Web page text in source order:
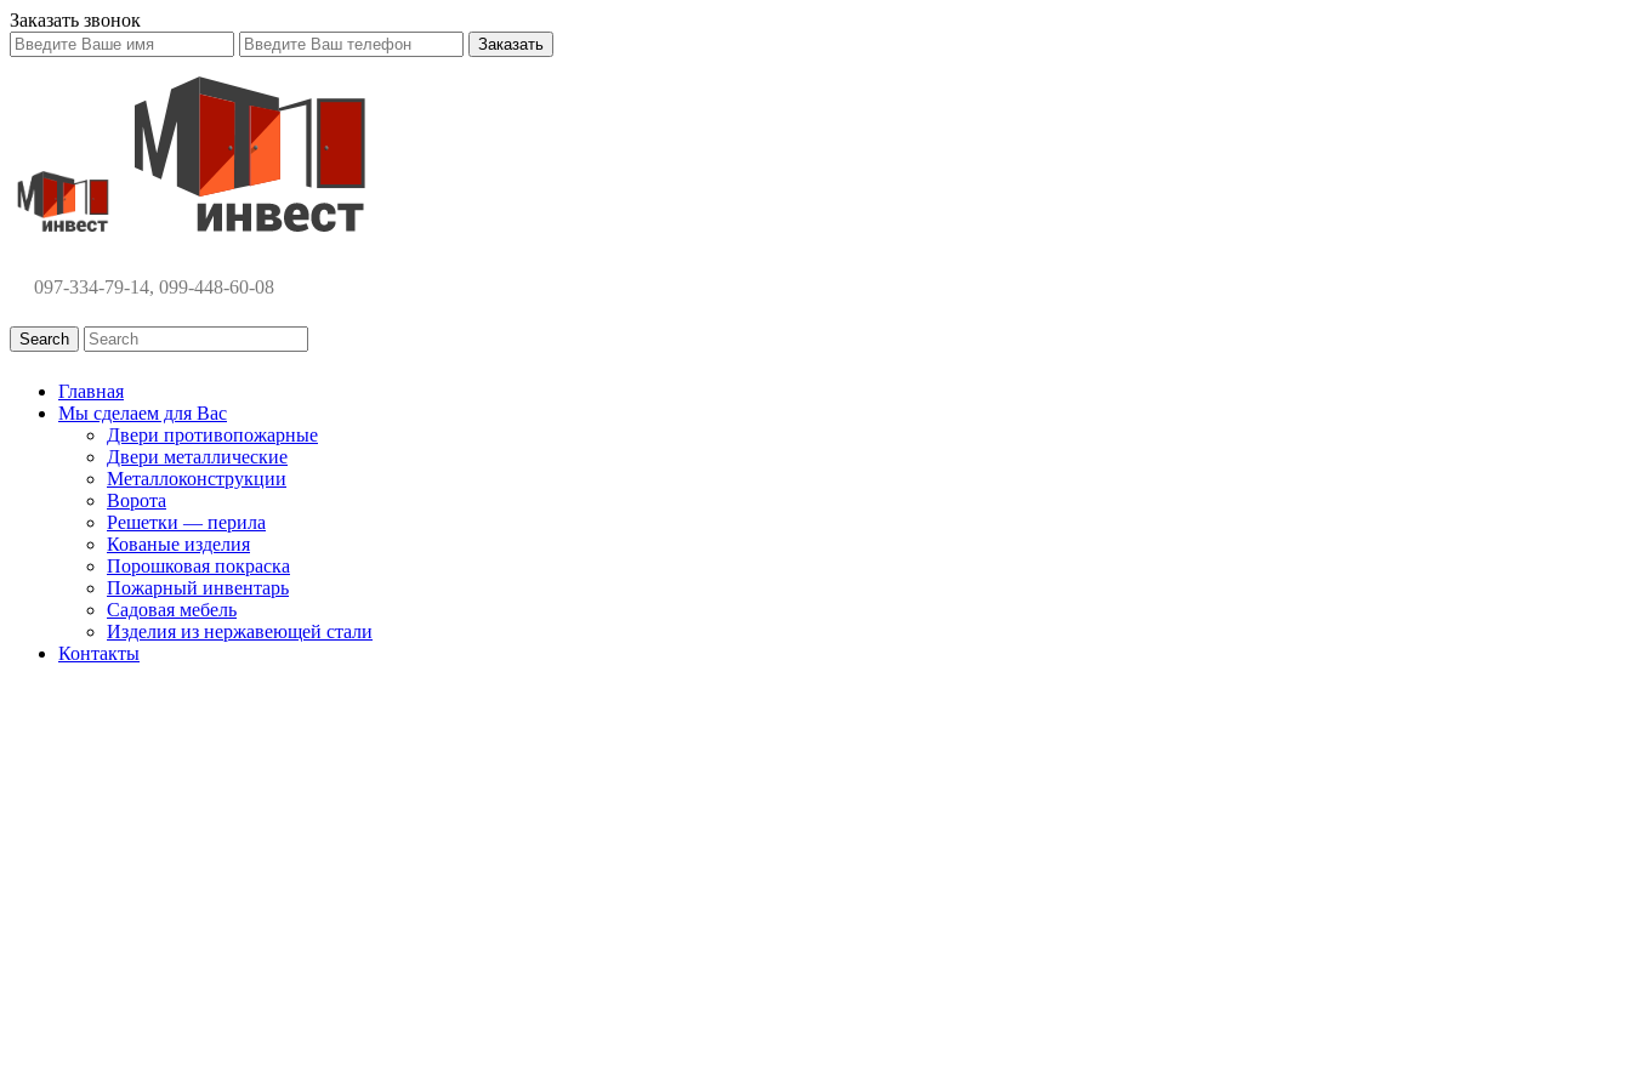
Заказать звонок
097-334-79-14, 099-448-60-08
Search
Главная
Мы сделаем для Вас
Двери противопожарные
Двери металлические
Металлоконструкции
Ворота
Решетки — перила
Кованые изделия
Порошковая покраска
Пожарный инвентарь
Садовая мебель
Изделия из нержавеющей стали
Контакты